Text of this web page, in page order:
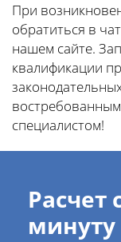
При
обратиться в
нашем сайте.
квалификации
специалистом!
Расчет
минуту